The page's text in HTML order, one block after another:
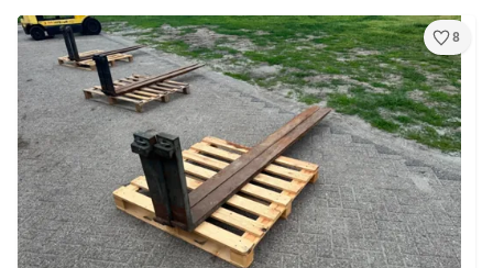
8